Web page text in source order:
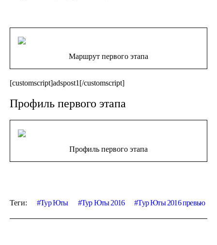
Маршрут первого этапа
[customscript]adspost1[/customscript]
Профиль первого этапа
Профиль первого этапа
Теги: Тур Юты Тур Юты 2016 Тур Юты 2016 превью